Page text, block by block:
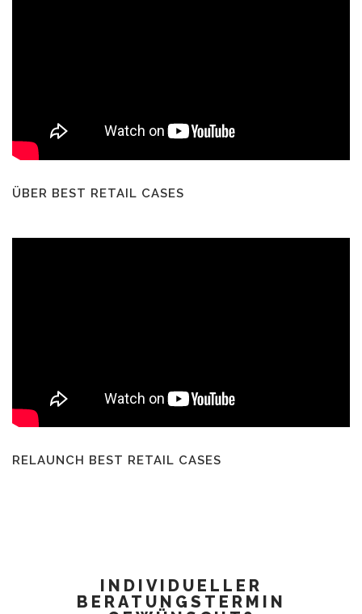
ÜBER BEST RETAIL CASES
RELAUNCH BEST RETAIL CASES
INDIVIDUELLER
BERATUNGSTERMIN